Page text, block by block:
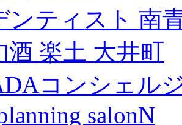
ンティスト 南
酒 楽土 大井町
コンシェル
salonN